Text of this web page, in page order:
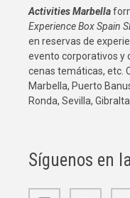
Activities Marbella
Experience Box Spain
en reservas de
evento corporativos y
cenas temáticas, etc.
Marbella, Puerto
Ronda, Sevilla,
Síguenos en